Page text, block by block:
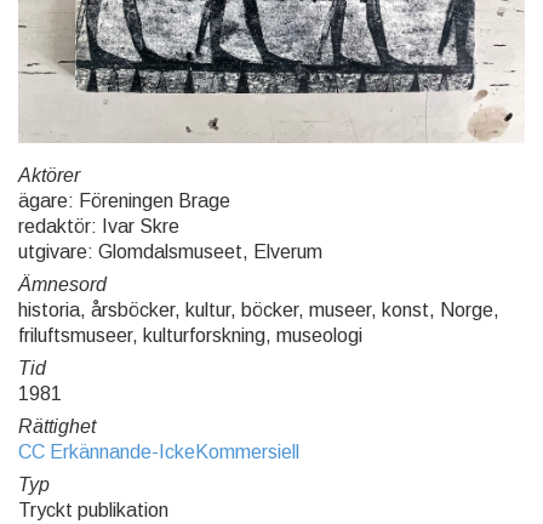
Aktörer
ägare: Föreningen Brage
redaktör: Ivar Skre
utgivare: Glomdalsmuseet, Elverum
Ämnesord
historia, årsböcker, kultur, böcker, museer, konst, Norge,
friluftsmuseer, kulturforskning, museologi
Tid
1981
Rättighet
CC Erkännande-IckeKommersiell
Typ
Tryckt publikation